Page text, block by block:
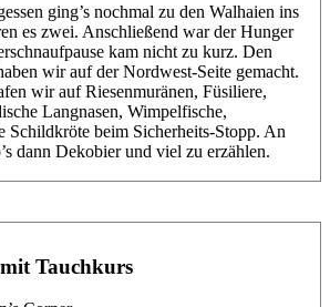
ging’s nochmal zu den Walhaien ins
es zwei. Anschließend war der Hunger
kam nicht zu kurz. Den
wir auf der Nordwest-Seite gemacht.
wir auf Riesenmuränen, Füsiliere,
Langnasen, Wimpelfische,
Schildkröte beim Sicherheits-Stopp. An
dann Dekobier und viel zu erzählen.
Tauchkurs